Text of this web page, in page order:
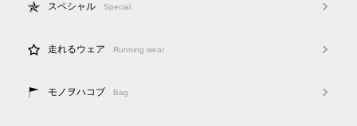
スペシャル Special
走れるウェア Running wear
モノヲハコブ Bag